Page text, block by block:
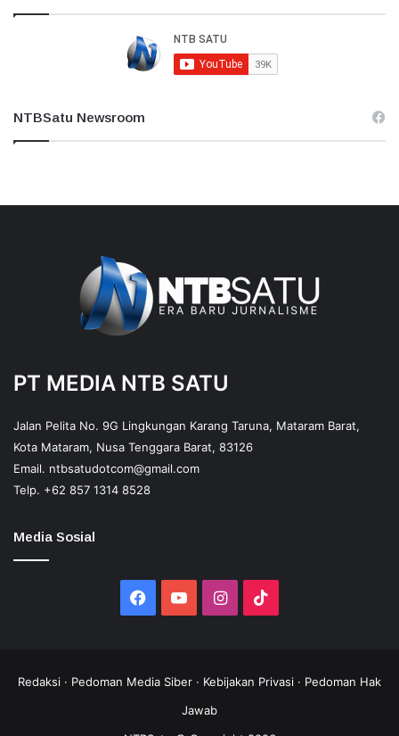
NTBSatu Newsroom
PT MEDIA NTB SATU
Jalan Pelita No. 9G Lingkungan Karang Taruna, Mataram Barat,
Kota Mataram, Nusa Tenggara Barat, 83126
Email. ntbsatudotcom@gmail.com
Telp. +62 857 1314 8528
Media Sosial
Facebook
YouTubeInstagram
Redaksi · Pedoman Media Siber · Kebijakan Privasi · Pedoman Hak
Jawab